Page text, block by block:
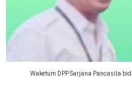
Waketum DPP Sarjana Pancasila